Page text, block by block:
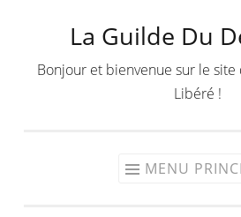
contenu
La Guilde Du
Bonjour et bienvenue sur le site
Libéré !
MENU